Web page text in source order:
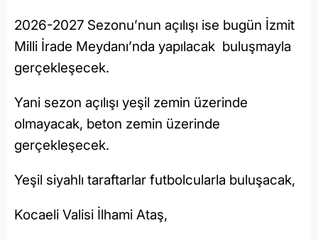
2026-2027 Sezonu’nun açılışı ise bugün İzmit
Milli İrade Meydanı’nda yapılacak buluşmayla
gerçekleşecek.
Yani sezon açılışı yeşil zemin üzerinde
olmayacak, beton zemin üzerinde
gerçekleşecek.
Yeşil siyahlı taraftarlar futbolcularla buluşacak,
Kocaeli Valisi İlhami Ataş,